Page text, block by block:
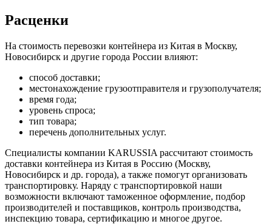
Расценки
На стоимость перевозки контейнера из Китая в Москву,
Новосибирск и другие города России влияют:
способ доставки;
местонахождение грузоотправителя и грузополучателя;
время года;
уровень спроса;
тип товара;
перечень дополнительных услуг.
Специалисты компании KARUSSIA рассчитают стоимость
доставки контейнера из Китая в Россию (Москву,
Новосибирск и др. города), а также помогут организовать
транспортировку. Наряду с транспортировкой наши
возможности включают таможенное оформление, подбор
производителей и поставщиков, контроль производства,
инспекцию товара, сертификацию и многое другое.